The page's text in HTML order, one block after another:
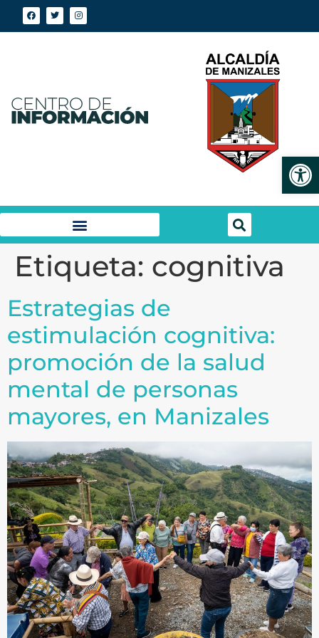
Etiqueta: cognitiva
Estrategias de
estimulación cognitiva:
promoción de la salud
mental de personas
mayores, en Manizales